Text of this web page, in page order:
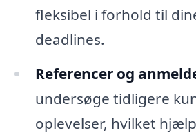
fleksibel i forhold til
deadlines.
Referencer og
undersøge tidligere
oplevelser, hvilket